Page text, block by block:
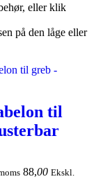
eller klik
på den låge eller
til
88,00 Ekskl.